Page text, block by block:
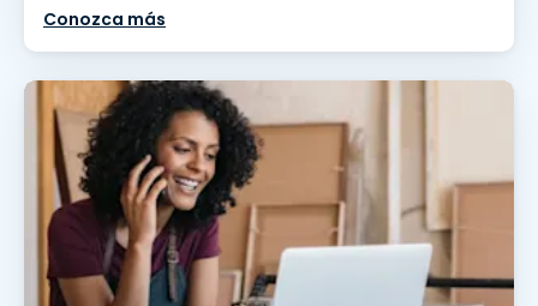
Conozca más